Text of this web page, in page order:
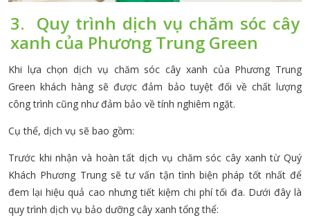
3. Quy trình dịch vụ chăm sóc cây
xanh của Phương Trung Green
Khi lựa chọn dịch vụ chăm sóc cây xanh của Phương Trung
Green khách hàng sẽ được đảm bảo tuyệt đối về chất lượng
công trình cũng như đảm bảo về tính nghiêm ngặt.
Cụ thể, dịch vụ sẽ bao gồm:
Trước khi nhận và hoàn tất dịch vụ chăm sóc cây xanh từ Quý
Khách Phương Trung sẽ tư vấn tận tình biện pháp tốt nhất để
đem lại hiệu quả cao nhưng tiết kiệm chi phí tối đa. Dưới đây là
quy trình dịch vụ bảo dưỡng cây xanh tổng thể: